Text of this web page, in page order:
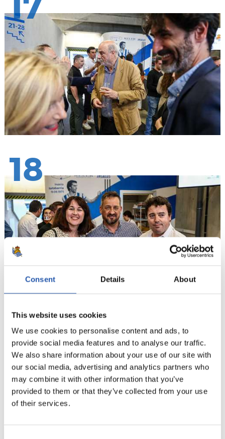
Consent Details About
This website uses cookies
We use cookies to personalise content and ads, to
provide social media features and to analyse our traffic.
We also share information about your use of our site with
our social media, advertising and analytics partners who
may combine it with other information that you’ve
provided to them or that they’ve collected from your use
of their services.
17
18
19